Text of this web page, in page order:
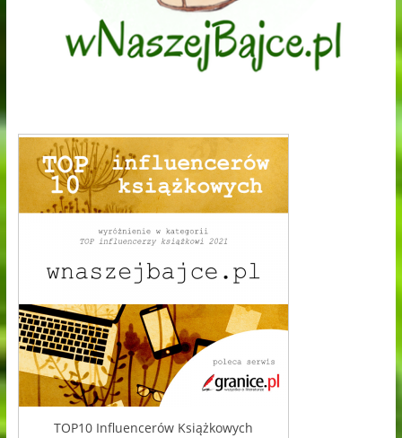
TOP10 Influencerów Książkowych